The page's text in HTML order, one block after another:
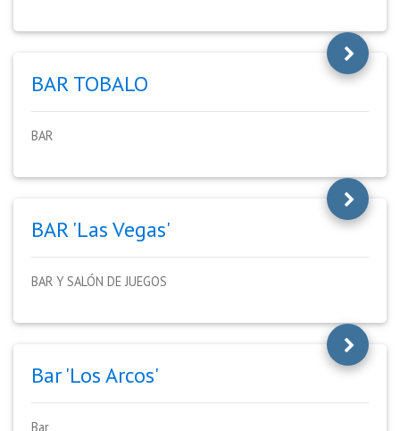
BAR TOBALO
BAR
BAR 'Las Vegas'
BAR Y SALÓN DE JUEGOS
Bar 'Los Arcos'
Bar